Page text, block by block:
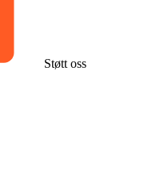
Støtt oss